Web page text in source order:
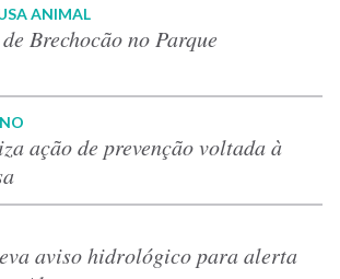
ANIMAL
Brechocão no Parque
ação de prevenção voltada à
aviso hidrológico para alerta